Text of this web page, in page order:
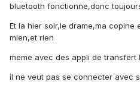
bluetooth fonctionne,donc
Et la hier soir,le drame,ma
mien,et rien
meme avec des appli de transfert
il ne veut pas se connecter avec